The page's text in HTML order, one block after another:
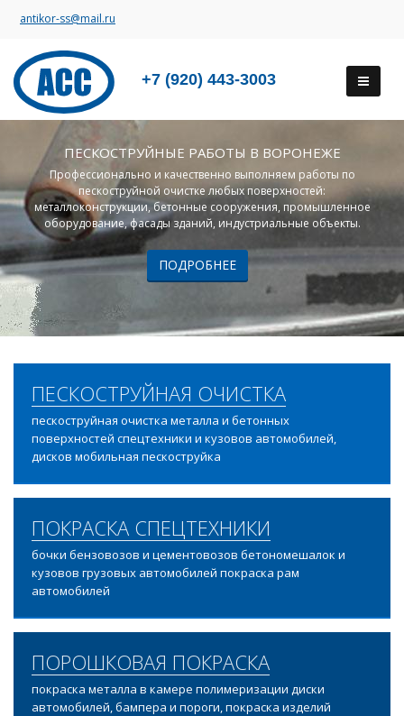
antikor-ss@mail.ru
+7 (920) 443-3003
ПЕСКОСТРУЙНЫЕ РАБОТЫ В ВОРОНЕЖЕ
Профессионально и качественно выполняем работы по
пескоструйной очистке любых поверхностей:
металлоконструкции, бетонные сооружения, промышленное
оборудование, фасады зданий, индустриальные объекты.
ПОДРОБНЕЕ
ПЕСКОСТРУЙНАЯ ОЧИСТКА
пескоструйная очистка металла и бетонных
поверхностей спецтехники и кузовов автомобилей,
дисков мобильная пескоструйка
ПОКРАСКА СПЕЦТЕХНИКИ
бочки бензовозов и цементовозов бетономешалок и
кузовов грузовых автомобилей покраска рам
автомобилей
ПОРОШКОВАЯ ПОКРАСКА
покраска металла в камере полимеризации диски
автомобилей, бампера и пороги, покраска изделий